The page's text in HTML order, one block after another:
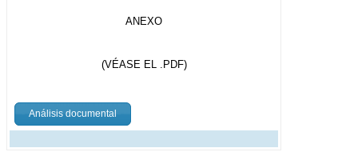
ANEXO
(VÉASE EL .PDF)
Análisis documental